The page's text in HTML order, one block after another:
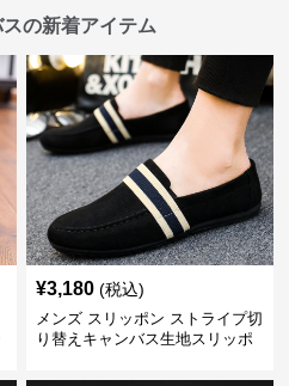
の新着アイテム
¥3,180 (税込)
メンズ スリッポン ストライプ切
り替えキャンバス生地スリッポ